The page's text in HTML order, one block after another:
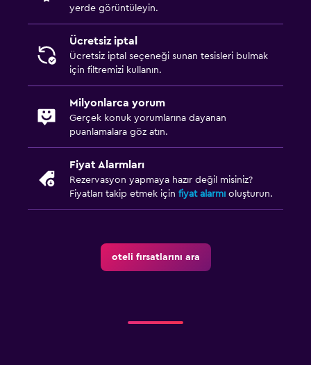
yerde görüntüleyin.
Ücretsiz iptal
Ücretsiz iptal seçeneği sunan tesisleri bulmak
için filtremizi kullanın.
Milyonlarca yorum
Gerçek konuk yorumlarına dayanan
puanlamalara göz atın.
Fiyat Alarmları
Rezervasyon yapmaya hazır değil misiniz?
Fiyatları takip etmek için fiyat alarmı oluşturun.
oteli fırsatlarını ara